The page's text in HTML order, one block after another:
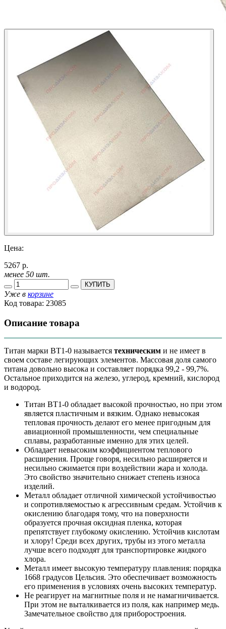
Цена:
5267 р.
менее 50 шт.
КУПИТЬ
Уже в корзине
Код товара: 23085
Описание товара
Титан марки ВТ1-0 называется техническим и не имеет в
своем составе легирующих элементов. Массовая доля самого
титана довольно высока и составляет порядка 99,2 - 99,7%.
Остальное приходится на железо, углерод, кремний, кислород
и водород.
Титан ВТ1-0 обладает высокой прочностью, но при этом
является пластичным и вязким. Однако невысокая
тепловая прочность делают его менее пригодным для
авиационной промышленности, чем специальные
сплавы, разработанные именно для этих целей.
Обладает невысоким коэффициентом теплового
расширения. Проще говоря, несильно расширяется и
несильно сжимается при воздействии жара и холода.
Это свойство значительно снижает степень износа
изделий.
Металл обладает отличной химической устойчивостью
и сопротивляемостью к агрессивным средам. Устойчив к
окислению благодаря тому, что на поверхности
образуется прочная оксидная пленка, которая
препятствует глубокому окислению. Устойчив кислотам
и хлору! Среди всех других, трубы из этого металла
лучше всего подходят для транспортировке жидкого
хлора.
Металл имеет высокую температуру плавления: порядка
1668 градусов Цельсия. Это обеспечивает возможность
его применения в условиях очень высоких температур.
Не реагирует на магнитные поля и не намагничивается.
При этом не выталкивается из поля, как например медь.
Замечательное свойство для приборостроения.